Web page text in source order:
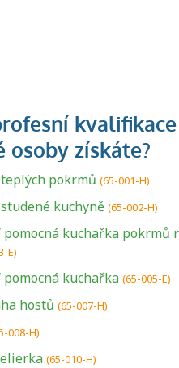
pokrmů (65-001-H)
kuchyně (65-002-H)
pomocná kuchařka pokrmů
E)
kuchařka (65-005-E)
hostů (65-007-H)
008-H)
(65-010-H)